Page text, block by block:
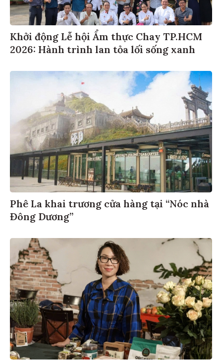
Khởi động Lễ hội Ẩm thực Chay TP.HCM
2026: Hành trình lan tỏa lối sống xanh
Phê La khai trương cửa hàng tại “Nóc nhà
Đông Dương”